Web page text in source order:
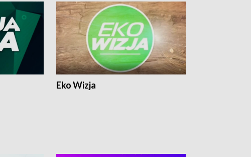
Eko Wizja